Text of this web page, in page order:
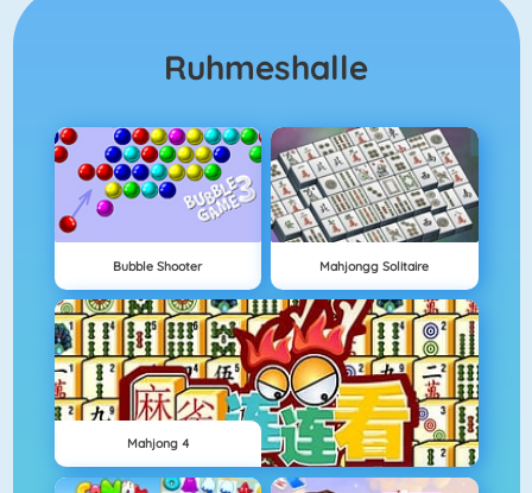
Ruhmeshalle
Bubble Shooter Mahjongg Solitaire
Mahjong 4